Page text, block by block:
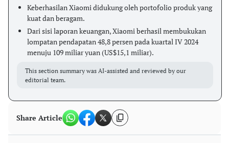
Keberhasilan Xiaomi didukung oleh portofolio produk yang
kuat dan beragam.
Dari sisi laporan keuangan, Xiaomi berhasil membukukan
lompatan pendapatan 48,8 persen pada kuartal IV 2024
menuju 109 miliar yuan (US$15,1 miliar).
This section summary was AI-assisted and reviewed by our
editorial team.
Share Article